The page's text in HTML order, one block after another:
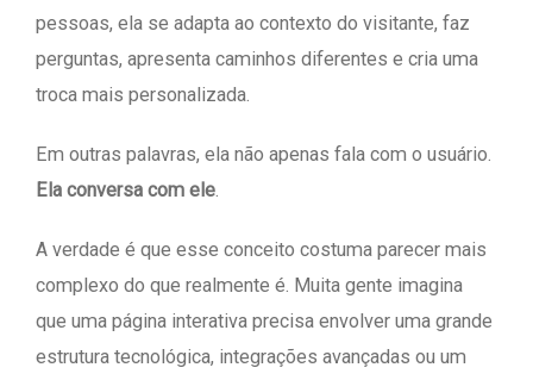
pessoas, ela se adapta ao contexto do visitante, faz
perguntas, apresenta caminhos diferentes e cria uma
troca mais personalizada.
Em outras palavras, ela não apenas fala com o usuário.
Ela conversa com ele.
A verdade é que esse conceito costuma parecer mais
complexo do que realmente é. Muita gente imagina
que uma página interativa precisa envolver uma grande
estrutura tecnológica, integrações avançadas ou um